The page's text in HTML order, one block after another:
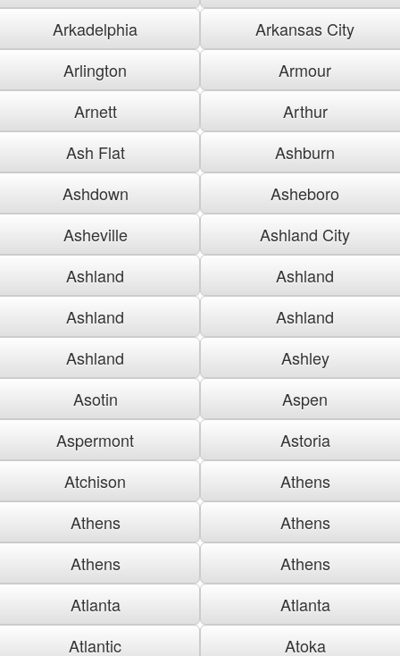
Arkadelphia
Arkansas City
Arlington
Armour
Arnett
Arthur
Ash Flat
Ashburn
Ashdown
Asheboro
Asheville
Ashland City
Ashland
Ashland
Ashland
Ashland
Ashland
Ashley
Asotin
Aspen
Aspermont
Astoria
Atchison
Athens
Athens
Athens
Athens
Athens
Atlanta
Atlanta
Atlantic
Atoka